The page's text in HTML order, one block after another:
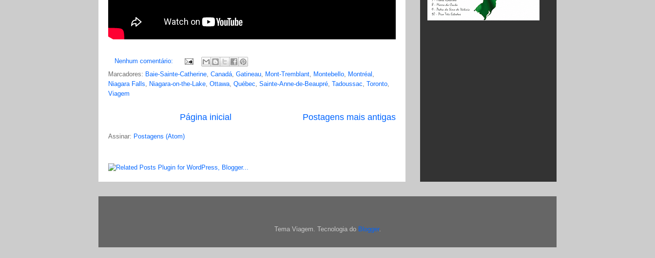
Nenhum comentário:
Marcadores: Baie-Sainte-Catherine Canadá Gatineau Mont-Tremblant Montebello Montréal
Niagara Falls
Niagara-on-the-Lake Ottawa Québec Sainte-Anne-de-Beaupré Tadoussac Toronto
Viagem
Postagens mais antigas
Página inicial
Assinar: Postagens (Atom)
Tema Viagem. Tecnologia do Blogger.